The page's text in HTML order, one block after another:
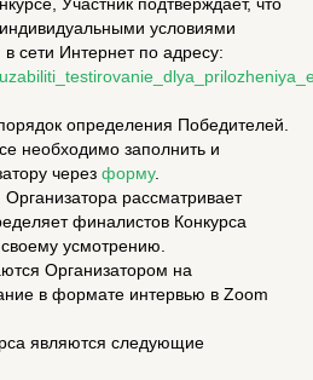
условиями
сети Интернет по адресу:
определения Победителей.
необходимо заполнить и
через форму.
рассматривает
финалистов Конкурса
усмотрению.
Организатором на
в формате интервью в Zoom
являются следующие